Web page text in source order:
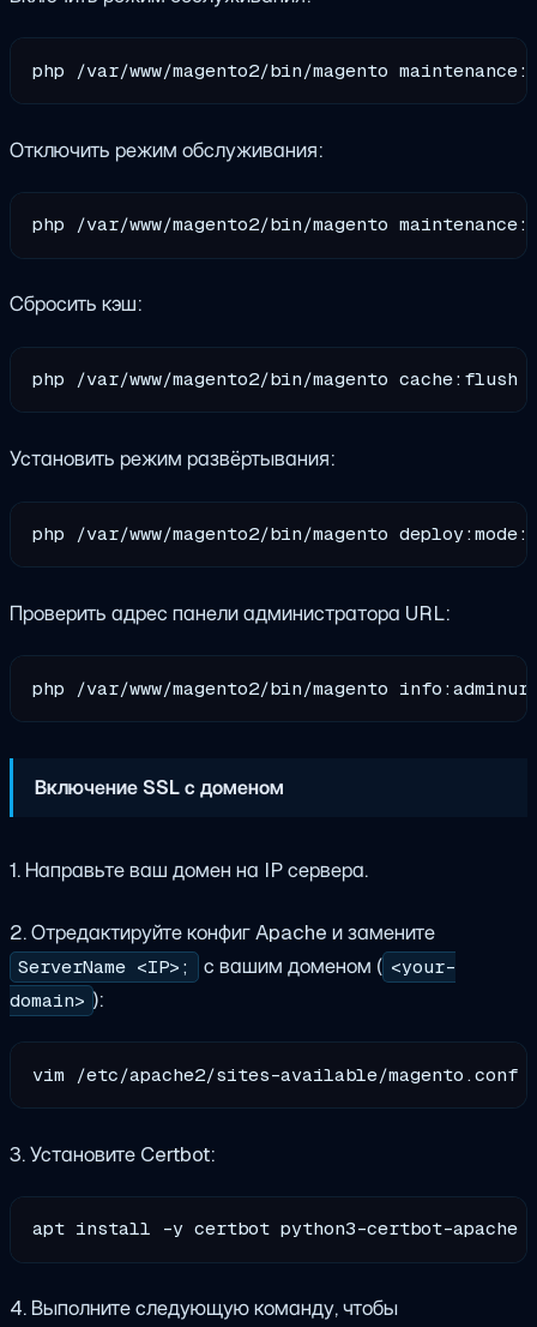
Отключить режим обслуживания:
Сбросить кэш:
Установить режим развёртывания:
Проверить адрес панели администратора URL:
Включение SSL с доменом
1. Направьте ваш домен на IP сервера.
2. Отредактируйте конфиг Apache и замените
ServerName <IP>; с вашим доменом ( <your-
domain> ):
3. Установите Certbot:
4. Выполните следующую команду, чтобы